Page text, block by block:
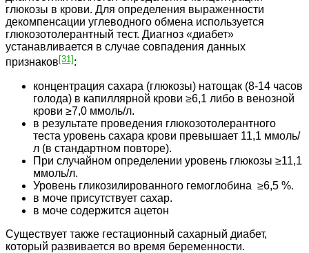
глюкозы в крови. Для определения выраженности
декомпенсации углеводного обмена используется
глюкозотолерантный тест. Диагноз «диабет»
устанавливается в случае совпадения данных
признаков[31]:
концентрация сахара (глюкозы) натощак (8-14 часов
голода) в капиллярной крови ≥6,1 либо в венозной
крови ≥7,0 ммоль/л.
в результате проведения глюкозотолерантного
теста уровень сахара крови превышает 11,1 ммоль/
л (в стандартном повторе).
При случайном определении уровень глюкозы ≥11,1
ммоль/л.
Уровень гликозилированного гемоглобина ≥6,5 %.
в моче присутствует сахар.
в моче содержится ацетон
Существует также гестационный сахарный диабет,
который развивается во время беременности.